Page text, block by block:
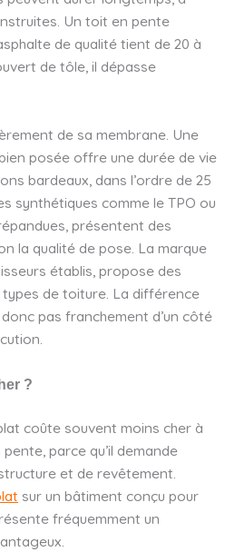
Un toit en pente
de qualité tient de 20 à
de tôle, il dépasse
de sa membrane. Une
posée offre une durée de vie
bardeaux, dans l’ordre de 25
synthétiques comme le TPO ou
présentent des
la qualité de pose. La marque
établis, propose des
de toiture. La différence
pas franchement d’un côté
?
coûte souvent moins cher à
parce qu’il demande
et de revêtement.
sur un bâtiment conçu pour
fréquemment un